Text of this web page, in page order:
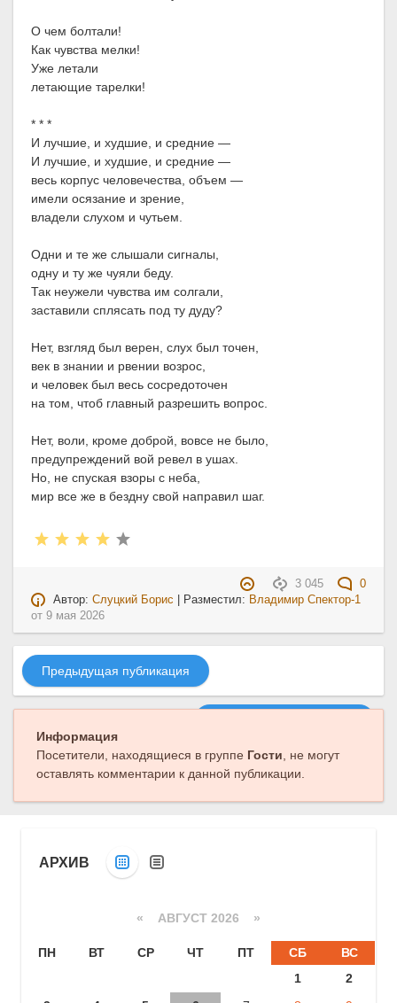
О чем болтали!
Как чувства мелки!
Уже летали
летающие тарелки!
* * *
И лучшие, и худшие, и средние —
И лучшие, и худшие, и средние —
весь корпус человечества, объем —
имели осязание и зрение,
владели слухом и чутьем.
Одни и те же слышали сигналы,
одну и ту же чуяли беду.
Так неужели чувства им солгали,
заставили сплясать под ту дуду?
Нет, взгляд был верен, слух был точен,
век в знании и рвении возрос,
и человек был весь сосредоточен
на том, чтоб главный разрешить вопрос.
Нет, воли, кроме доброй, вовсе не было,
предупреждений вой ревел в ушах.
Но, не спуская взоры с неба,
мир все же в бездну свой направил шаг.
3 045
0
Автор:Слуцкий Борис | Разместил: Владимир Спектор-1
от 9 мая 2026
Предыдущая публикация
Информация
Посетители, находящиеся в группе Гости, не могут
оставлять комментарии к данной публикации.
АРХИВ
« АВГУСТ 2026 »
ПН ВТ СР ЧТ ПТ СБ
ВС
1
2